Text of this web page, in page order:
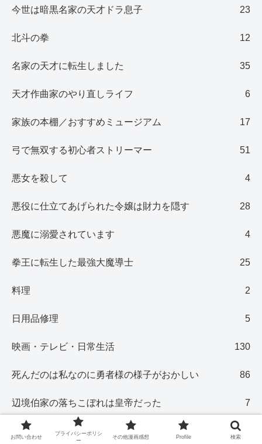
今世は暗黒名家の天才ドラ息子 23
北斗の拳 12
名家の天才に転生しました 35
天才作曲家のやり直しライフ 6
家族の本棚／おすすめミュージアム 17
弓で無双する初心者ストリーマー 51
悪女を殺して 4
悪役に仕立てあげられた令嬢は財力を隠す 28
悪魔に溺愛されています 4
拳王に転生した最強大魔導士 25
料理 2
日用品修理 5
映画・テレビ・日常生活 130
死んだのは私なのに勇者様の様子がおかしい 86
辺境伯家の落ちこぼれは皇帝だった 7
お問い合わせ
プライバシーポリシ
ー
その他漫画感想 Profile 検索